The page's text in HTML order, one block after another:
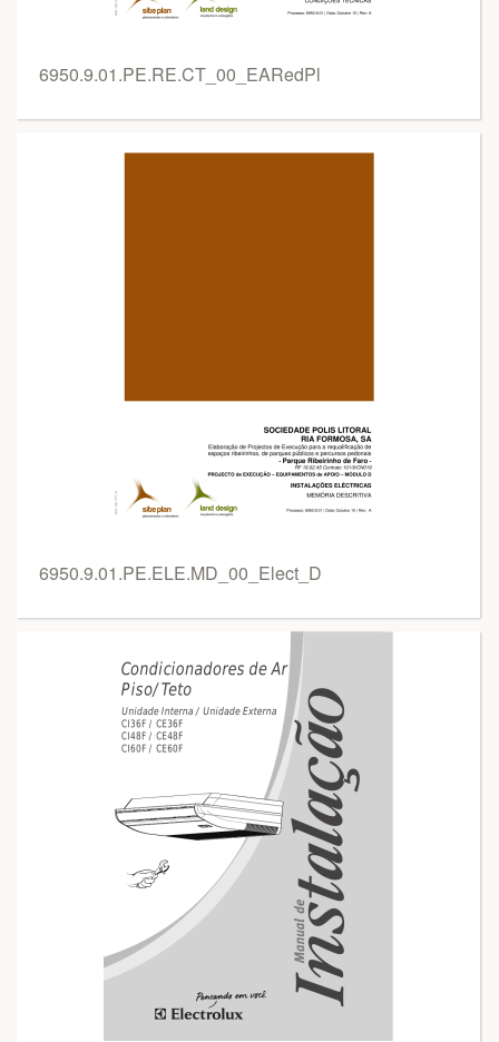
6950.9.01.PE.RE.CT_00_EARedPl
6950.9.01.PE.ELE.MD_00_Elect_D